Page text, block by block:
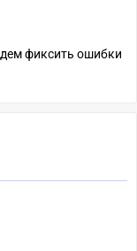
фиксить ошибки